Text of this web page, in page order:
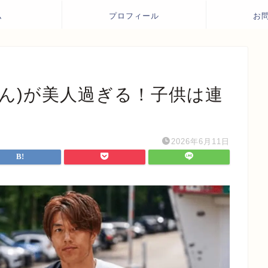
プロフィール お
)が美人過ぎる！子供は連
2026年6月11日